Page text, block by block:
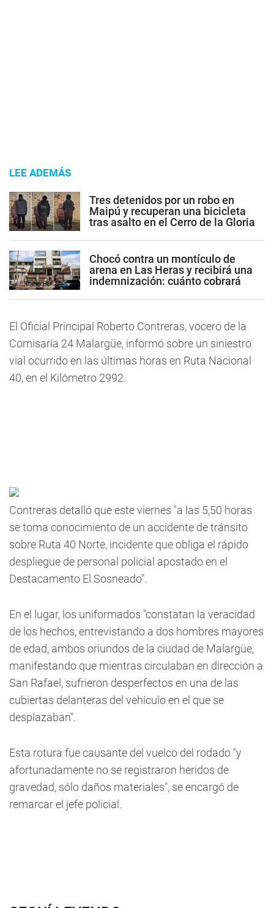
LEE ADEMÁS
Tres detenidos por un robo en
Maipú y recuperan una bicicleta
tras asalto en el Cerro de la Gloria
Chocó contra un montículo de
arena en Las Heras y recibirá una
indemnización: cuánto cobrará
El Oficial Principal Roberto Contreras, vocero de la
Comisaría 24 Malargüe, informó sobre un siniestro
vial ocurrido en las últimas horas en Ruta Nacional
40, en el Kilómetro 2992.
Contreras detalló que este viernes "a las 5,50 horas
se toma conocimiento de un accidente de tránsito
sobre Ruta 40 Norte, incidente que obliga el rápido
despliegue de personal policial apostado en el
Destacamento El Sosneado".
En el lugar, los uniformados "constatan la veracidad
de los hechos, entrevistando a dos hombres mayores
de edad, ambos oriundos de la ciudad de Malargüe,
manifestando que mientras circulaban en dirección a
San Rafael, sufrieron desperfectos en una de las
cubiertas delanteras del vehículo en el que se
desplazaban".
Esta rotura fue causante del vuelco del rodado "y
afortunadamente no se registraron heridos de
gravedad, sólo daños materiales", se encargó de
remarcar el jefe policial.